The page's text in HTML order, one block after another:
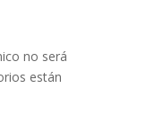
no será
están